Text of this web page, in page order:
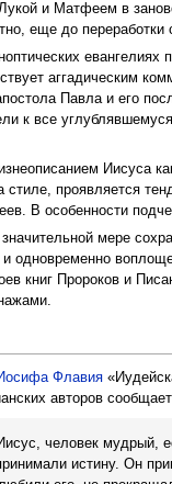
и Матфеем в
еще до переработки
аггадическим
Павла и его
к все
Иисуса
проявляется
В особенности
мере
одновременно
книг Пророков и
Флавия
авторов
человек мудрый,
истину. Он